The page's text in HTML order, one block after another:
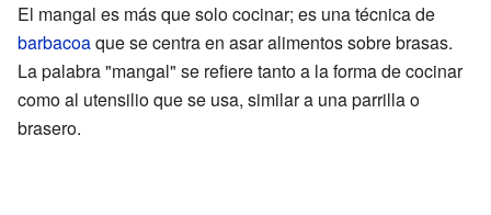
El mangal es más que solo cocinar; es una técnica de
barbacoaque se centra en asar alimentos sobre brasas.
La palabra "mangal" se refiere tanto a la forma de cocinar
como al utensilio que se usa, similar a una parrilla o
brasero.